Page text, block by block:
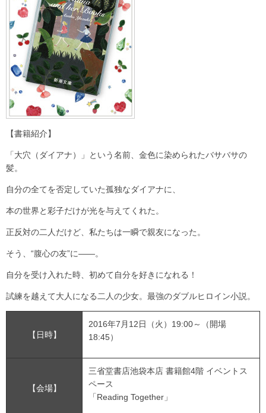
【書籍紹介】
「大穴（ダイアナ）」という名前、金色に染められたバサバサの
髪。
自分の全てを否定していた孤独なダイアナに、
本の世界と彩子だけが光を与えてくれた。
正反対の二人だけど、私たちは一瞬で親友になった。
そう、“腹心の友”に――。
自分を受け入れた時、初めて自分を好きになれる！
試練を越えて大人になる二人の少女。最強のダブルヒロイン小説。
【日時】
2016年7月12日（火）19:00～（開場
18:45）
【会場】
三省堂書店池袋本店 書籍館4階 イベントス
ペース
「Reading Together」